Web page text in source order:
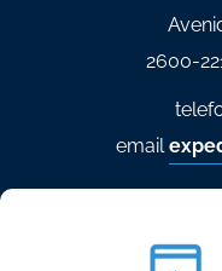
2600-
email